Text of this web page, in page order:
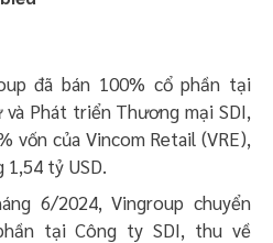
đã bán 100% cổ phần tại
Phát triển Thương mại SDI,
vốn của Vincom Retail (VRE),
tỷ USD.
6/2024, Vingroup chuyển
tại Công ty SDI, thu về